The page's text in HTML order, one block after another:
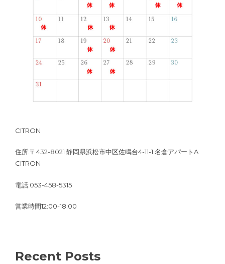
CITRON
住所:〒432-8021 静岡県浜松市中区佐鳴台4-11-1 名倉アパートA
CITRON
電話:053-458-5315
営業時間12:00-18:00
Recent Posts